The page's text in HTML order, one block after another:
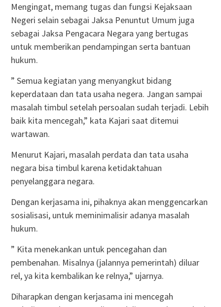
Mengingat, memang tugas dan fungsi Kejaksaan
Negeri selain sebagai Jaksa Penuntut Umum juga
sebagai Jaksa Pengacara Negara yang bertugas
untuk memberikan pendampingan serta bantuan
hukum.
” Semua kegiatan yang menyangkut bidang
keperdataan dan tata usaha negera. Jangan sampai
masalah timbul setelah persoalan sudah terjadi. Lebih
baik kita mencegah,” kata Kajari saat ditemui
wartawan.
Menurut Kajari, masalah perdata dan tata usaha
negara bisa timbul karena ketidaktahuan
penyelanggara negara.
Dengan kerjasama ini, pihaknya akan menggencarkan
sosialisasi, untuk meminimalisir adanya masalah
hukum.
” Kita menekankan untuk pencegahan dan
pembenahan. Misalnya (jalannya pemerintah) diluar
rel, ya kita kembalikan ke relnya,” ujarnya.
Diharapkan dengan kerjasama ini mencegah